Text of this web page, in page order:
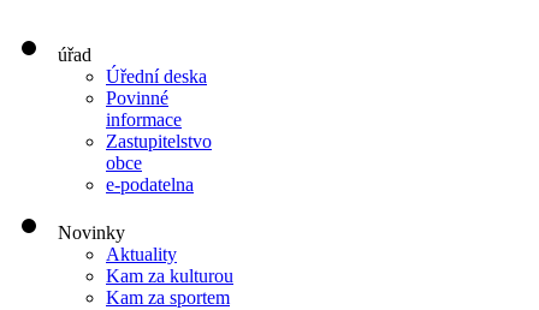
úřad
Úřední deska
Povinné
informace
Zastupitelstvo
obce
e-podatelna
Novinky
Aktuality
Kam za kulturou
Kam za sportem